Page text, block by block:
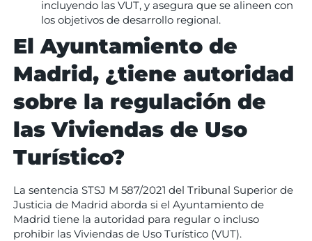
incluyendo las VUT, y asegura que se alineen con
los objetivos de desarrollo regional.
El Ayuntamiento de
Madrid, ¿tiene autoridad
sobre la regulación de
las Viviendas de Uso
Turístico?
La sentencia STSJ M 587/2021 del Tribunal Superior de
Justicia de Madrid aborda si el Ayuntamiento de
Madrid tiene la autoridad para regular o incluso
prohibir las Viviendas de Uso Turístico (VUT).